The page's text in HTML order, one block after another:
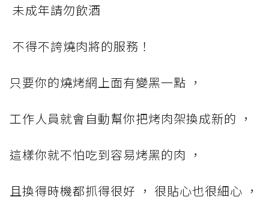
未成年請勿飲酒
不得不誇燒肉將的服務！
只要你的燒烤網上面有變黑一點 ，
工作人員就會自動幫你把烤肉架換成新的 ，
這樣你就不怕吃到容易烤黑的肉 ，
且換得時機都抓得很好 ， 很貼心也很細心 ，